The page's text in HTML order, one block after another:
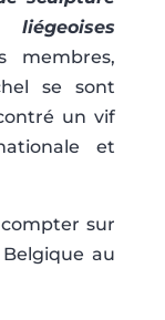
membres,
se sont
un vif
et
sur
au